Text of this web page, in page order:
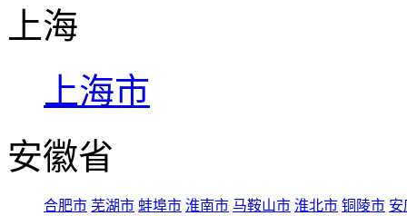
上海
上海市
安徽省
合肥市 芜湖市 蚌埠市 淮南市 马鞍山市 淮北市 铜陵市 安